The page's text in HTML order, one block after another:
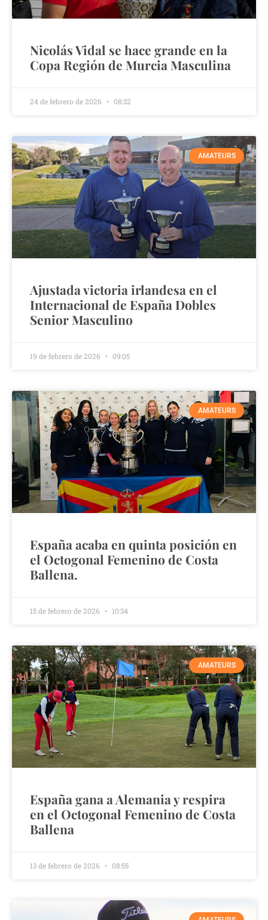
Nicolás Vidal se hace grande en la
Copa Región de Murcia Masculina
24 de febrero de 2026 08:32
AMATEURS
Ajustada victoria irlandesa en el
Internacional de España Dobles
Senior Masculino
19 de febrero de 2026 09:05
AMATEURS
España acaba en quinta posición en
el Octogonal Femenino de Costa
Ballena.
15 de febrero de 2026 10:34
AMATEURS
España gana a Alemania y respira
en el Octogonal Femenino de Costa
Ballena
13 de febrero de 2026 08:55